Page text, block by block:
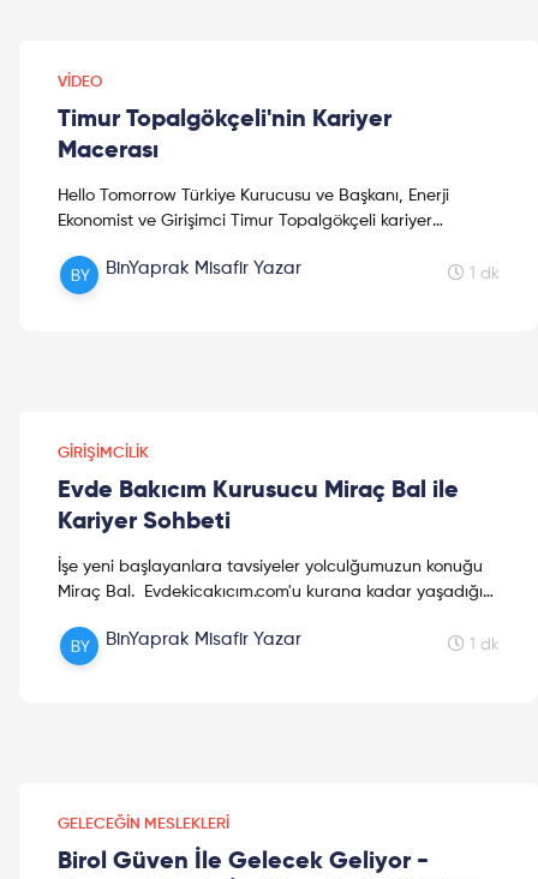
VIDEO
Timur Topalgökçeli'nin Kariyer
Macerası
Hello Tomorrow Türkiye Kurucusu ve Başkanı, Enerji
Ekonomist ve Girişimci Timur Topalgökçeli kariyer
d...
BinYaprak Misafir Yazar 1 dk
GIRIŞIMCILIK
Evde Bakıcım Kurusucu Miraç Bal ile
Kariyer Sohbeti
İşe yeni başlayanlara tavsiyeler yolculğumuzun konuğu
Miraç Bal. Evdekicakıcım.com'u kurana kadar yaşadığı
BinYaprak Misafir Yazar 1 dk
GELECEĞIN MESLEKLERI
Birol Güven İle Gelecek Geliyor -